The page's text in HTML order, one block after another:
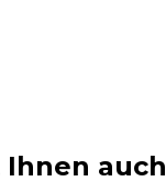
auch